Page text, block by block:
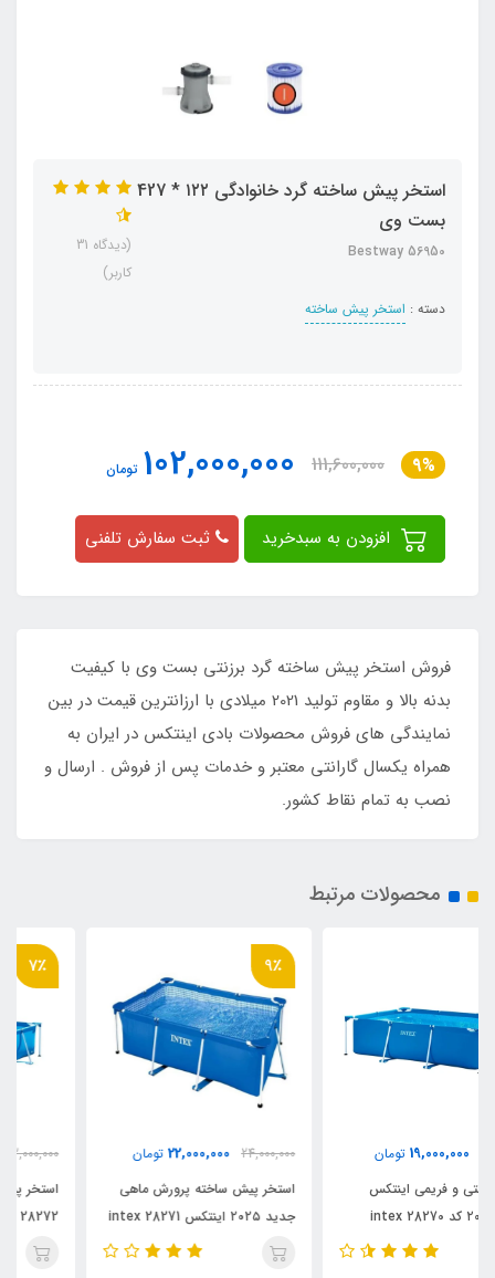
استخر پیش ساخته گرد خانوادگی ۱۲۲ * 427
بست وی
Bestway 56950
دسته : استخر پیش ساخته
(دیدگاه 31
کاربر)
9%
111,600,000
102,000,000 تومان
ثبت سفارش تلفنی
فروش استخر پیش ساخته گرد برزنتی بست وی با کیفیت
بدنه بالا و مقاوم تولید 2021 میلادی با ارزانترین قیمت در بین
نمایندگی های فروش محصولات بادی اینتکس در ایران به
همراه یکسال گارانتی معتبر و خدمات پس از فروش . ارسال و
نصب به تمام نقاط کشور.
محصولات مرتبط
24,000,000
22,000,000
تومان
استخر پیش ساخته پرورش ماهی
جدید ۲۰۲۵ اینتکس intex 28271
32,000,000
30,000,000
تومان
استخر پیش ساخته فریمی اینتکس
intex 28272 جدید ۲۰۲۵